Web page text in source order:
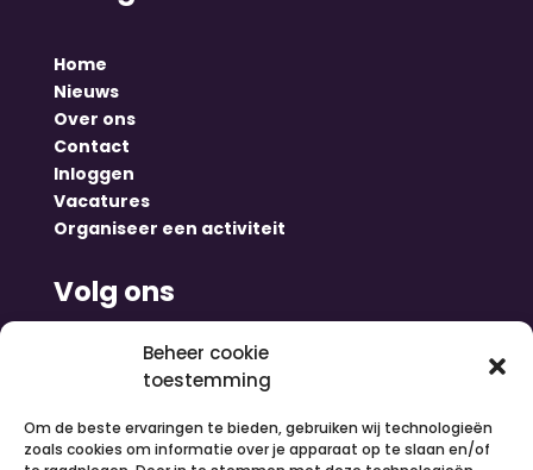
Beheer cookie
toestemming
Om de beste ervaringen te bieden, gebruiken wij technologieën
zoals cookies om informatie over je apparaat op te slaan en/of
Home
Nieuws
Over ons
Contact
Inloggen
Vacatures
Organiseer een activiteit
Volg ons